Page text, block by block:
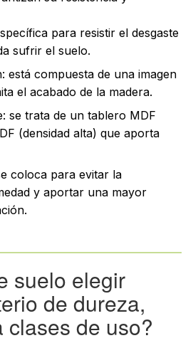
para resistir el desgaste
sufrir el suelo.
está compuesta de una imagen
el acabado de la madera.
se trata de un tablero MDF
(densidad alta) que aporta
coloca para evitar la
y aportar una mayor
suelo elegir
de dureza,
clases de uso?